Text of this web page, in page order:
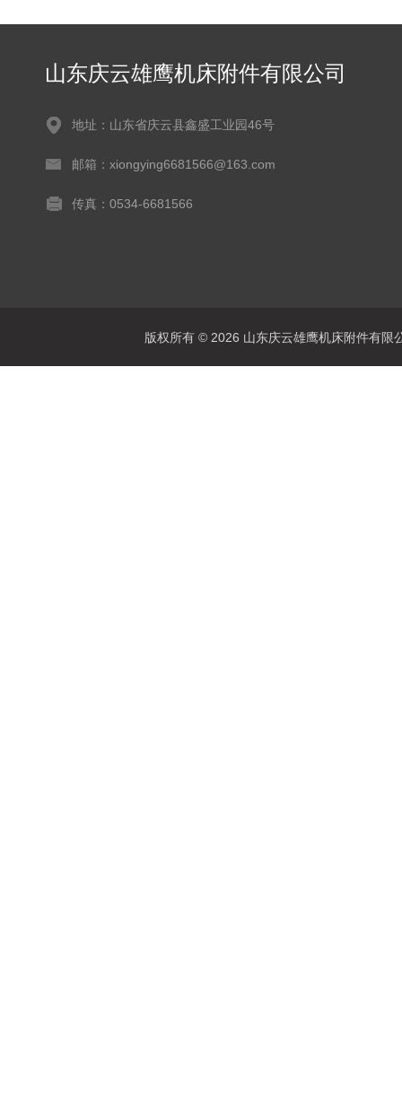
山东庆云雄鹰机床附件有限公司
地址：山东省庆云县鑫盛工业园46号
邮箱：xiongying6681566@163.com
传真：0534-6681566
版权所有 © 2026 山东庆云雄鹰机床附件有